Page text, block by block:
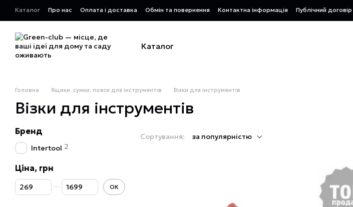
Перейти до основного контенту
Каталог Про нас Оплата і доставка Обмін та повернення Контактна інформація Публічний договір
Каталог
Головна Ящики, сумки, пояси для інструментів Візки для інструментів
Візки для інструментів
Сортування: за популярністю
Бренд
Intertool 2
Ціна, грн
Від Ціна, грн
До Ціна, грн ОК